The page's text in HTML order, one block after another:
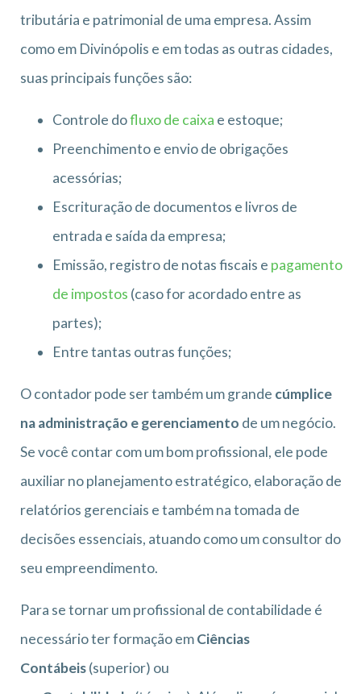
tributária e patrimonial de uma empresa. Assim
como em Divinópolis e em todas as outras cidades,
suas principais funções são:
Controle dofluxo de caixa e estoque;
Preenchimento e envio de obrigações
acessórias;
Escrituração de documentos e livros de
entrada e saída da empresa;
Emissão, registro de notas fiscais e pagamento
de impostos (caso for acordado entre as
partes);
Entre tantas outras funções;
O contador pode ser também um grande cúmplice
na administração e gerenciamento de um negócio.
Se você contar com um bom profissional, ele pode
auxiliar no planejamento estratégico, elaboração de
relatórios gerenciais e também na tomada de
decisões essenciais, atuando como um consultor do
seu empreendimento.
Para se tornar um profissional de contabilidade é
necessário ter formação emCiências
Contábeis(superior) ou